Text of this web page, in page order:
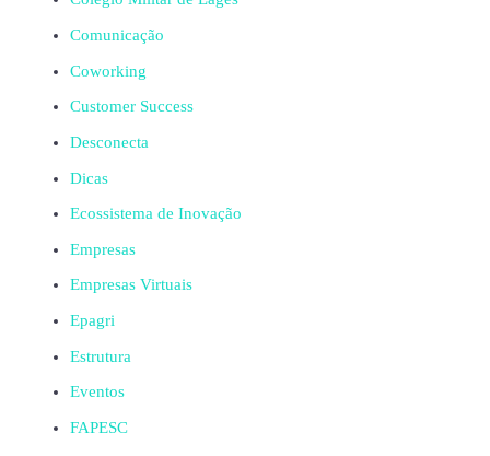
Comunicação
Coworking
Customer Success
Desconecta
Dicas
Ecossistema de Inovação
Empresas
Empresas Virtuais
Epagri
Estrutura
Eventos
FAPESC